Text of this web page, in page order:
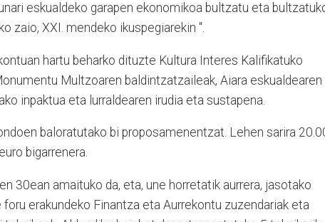
eskualdeko garapen ekonomikoa bultzatu eta
zaio, XXI. mendeko ikuspegiarekin ".
hartu beharko dituzte Kultura Interes Kalifikatuko
Multzoaren baldintzatzaileak, Aiara eskualdearen
inpaktua eta lurraldearen irudia eta sustapena.
baloratutako bi proposamenentzat. Lehen sarira
bigarrenera.
30ean amaituko da, eta, une horretatik aurrera, jasotako
erakundeko Finantza eta Aurrekontu zuzendariak eta